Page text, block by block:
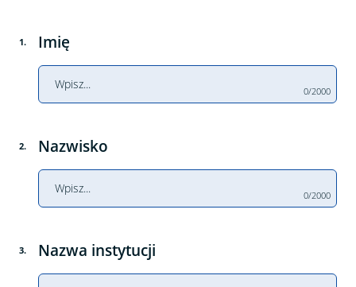
1. Imię
0/2000
2. Nazwisko
0/2000
3. Nazwa instytucji